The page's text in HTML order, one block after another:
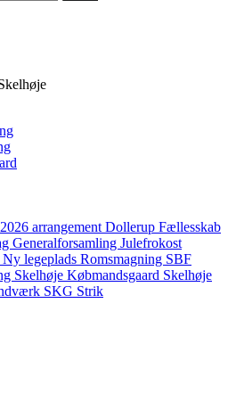
2026 arrangement Dollerup Fællesskab
Generalforsamling Julefrokost
Ny legeplads Romsmagning SBF
Skelhøje Købmandsgaard Skelhøje
SKG Strik